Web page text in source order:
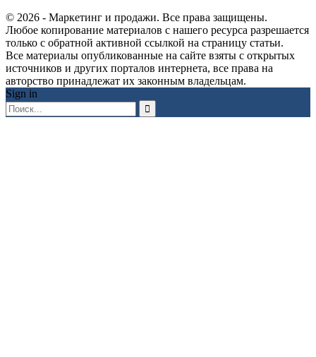
© 2026 - Маркетинг и продажи. Все права защищены.
Любое копирование материалов с нашего ресурса разрешается
только с обратной активной ссылкой на страницу статьи.
Все материалы опубликованные на сайте взяты с открытых
источников и других порталов интернета, все права на
авторство принадлежат их законным владельцам.
Sign in